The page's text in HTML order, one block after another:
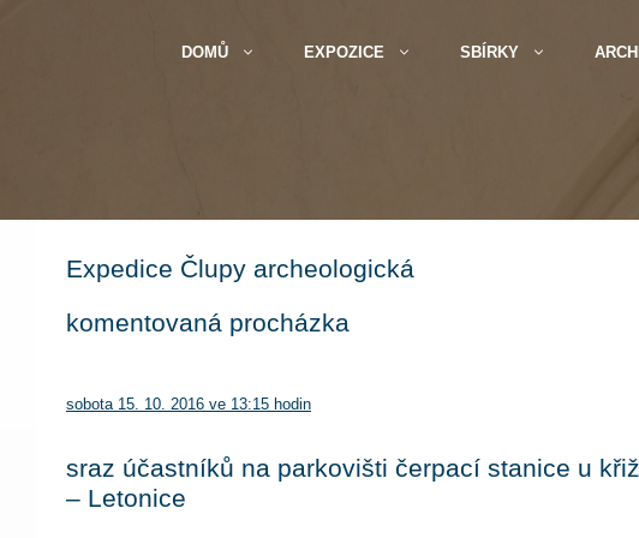
DOMŮ EXPOZICE SBÍRKY
Expedice Člupy archeologická
komentovaná procházka
sobota 15. 10. 2016 ve 13:15 hodin
sraz účastníků na parkovišti čerpací stanice u
– Letonice